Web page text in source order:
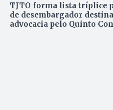
TJTO forma lista tríplice
de desembargador
advocacia pelo Quinto